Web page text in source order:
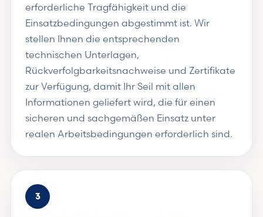
erforderliche Tragfähigkeit und die
Einsatzbedingungen abgestimmt ist. Wir
stellen Ihnen die entsprechenden
technischen Unterlagen,
Rückverfolgbarkeitsnachweise und Zertifikate
zur Verfügung, damit Ihr Seil mit allen
Informationen geliefert wird, die für einen
sicheren und sachgemäßen Einsatz unter
realen Arbeitsbedingungen erforderlich sind.
3